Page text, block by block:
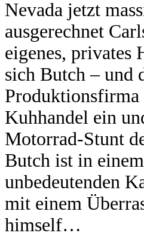
Nevada jetzt
ausgerechnet
eigenes, privates
sich Butch – und
Kuhhandel ein
Motorrad-Stunt
Butch ist in
unbedeutenden
mit einem
himself…